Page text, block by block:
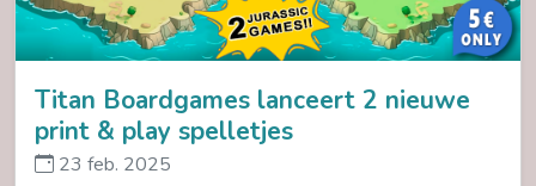
Titan Boardgames lanceert 2 nieuwe
print & play spelletjes
23 feb. 2025